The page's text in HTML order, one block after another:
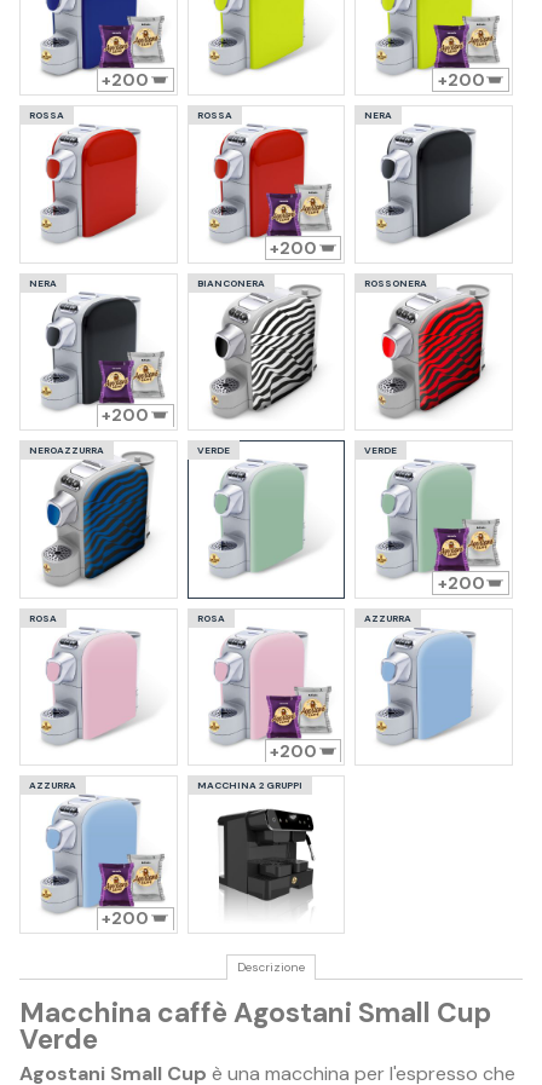
200 200
ROSSA ROSSA
200
NERA
NERA
200
BIANCONERA ROSSONERA
NEROAZZURRA VERDE VERDE
200
ROSA ROSA
200
AZZURRA
AZZURRA
200
MACCHINA 2 GRUPPI
Descrizione
Macchina caffè Agostani Small Cup
Verde
Agostani Small Cup è una macchina per l'espresso che